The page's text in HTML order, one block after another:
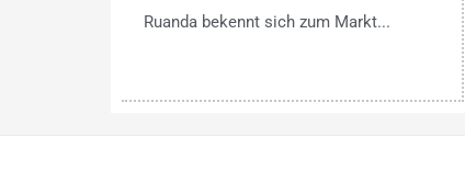
Ruanda bekennt sich zum Markt...